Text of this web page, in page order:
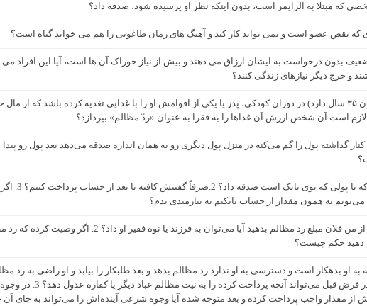
که مبتلا به آلزایمر است، بدون اینکه نظر او پرسیده شود، صدقه داد؟
که نقص عضو است و نمی تواند کار کند و آهنگ های زمان طاغوتی را هم می خواند گناه است؟
ضعیف بدون درخواست به ایشان ارزاق می دهند و بیش از نیاز خوراک آن ها است، آیا این افراد می
و خرج دیگر نیازهای زندگی کنند؟
اگر شخصی (مثلاً اکنون ۳۵ سال دارد) در دوران کودکی، پدر یا یکی از اقوامش او را با غذایی تغذیه کرده باشد که از
است آن شخص ارزش آن غذاها را به فقرا به عنوان «ردّ مظالم» بپردازد؟
گذاشته پول را گم می‌کنه در منزل پول دیگری رو به همان اندازه صدقه می‌دهد بعد پول رو
1. آیا امکانش هست که با پولی که توی
به همون مقدار از حساب بانکیم به نیازمندی بدم؟
1. اگر فردی گفته بعد از من فلان مبلغ رد مظالم بدهید آیا می‌توان به فرزند یا نوه فقیر او داد؟
دهید حکم چیست؟
به او بدهکار است و دسترسی به او ندارد رد مظالم بدهد و بعد طلبکار را بیابد و او راضی به رد
ذمه‌اش بریست؟ 2. در فرض قبل می‌تواند آنچه پرداخت کرده را به
مقدار واجب پرداخت کرده و بعد متوجه شده آیا وجوه شرعی آینده‌اش را می‌تواند به جای